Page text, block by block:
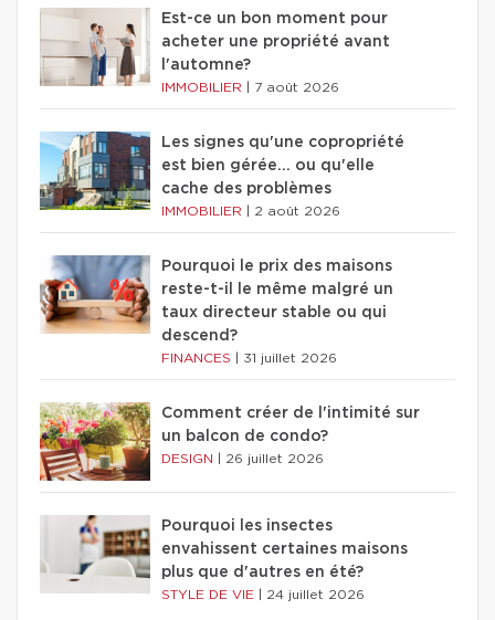
Est-ce un bon moment pour
acheter une propriété avant
l'automne?
IMMOBILIER 7 août 2026
Les signes qu'une copropriété
est bien gérée… ou qu'elle
cache des problèmes
IMMOBILIER 2 août 2026
Pourquoi le prix des maisons
reste-t-il le même malgré un
taux directeur stable ou qui
descend?
FINANCES 31 juillet 2026
Comment créer de l'intimité sur
un balcon de condo?
DESIGN 26 juillet 2026
Pourquoi les insectes
envahissent certaines maisons
plus que d'autres en été?
STYLE DE VIE 24 juillet 2026